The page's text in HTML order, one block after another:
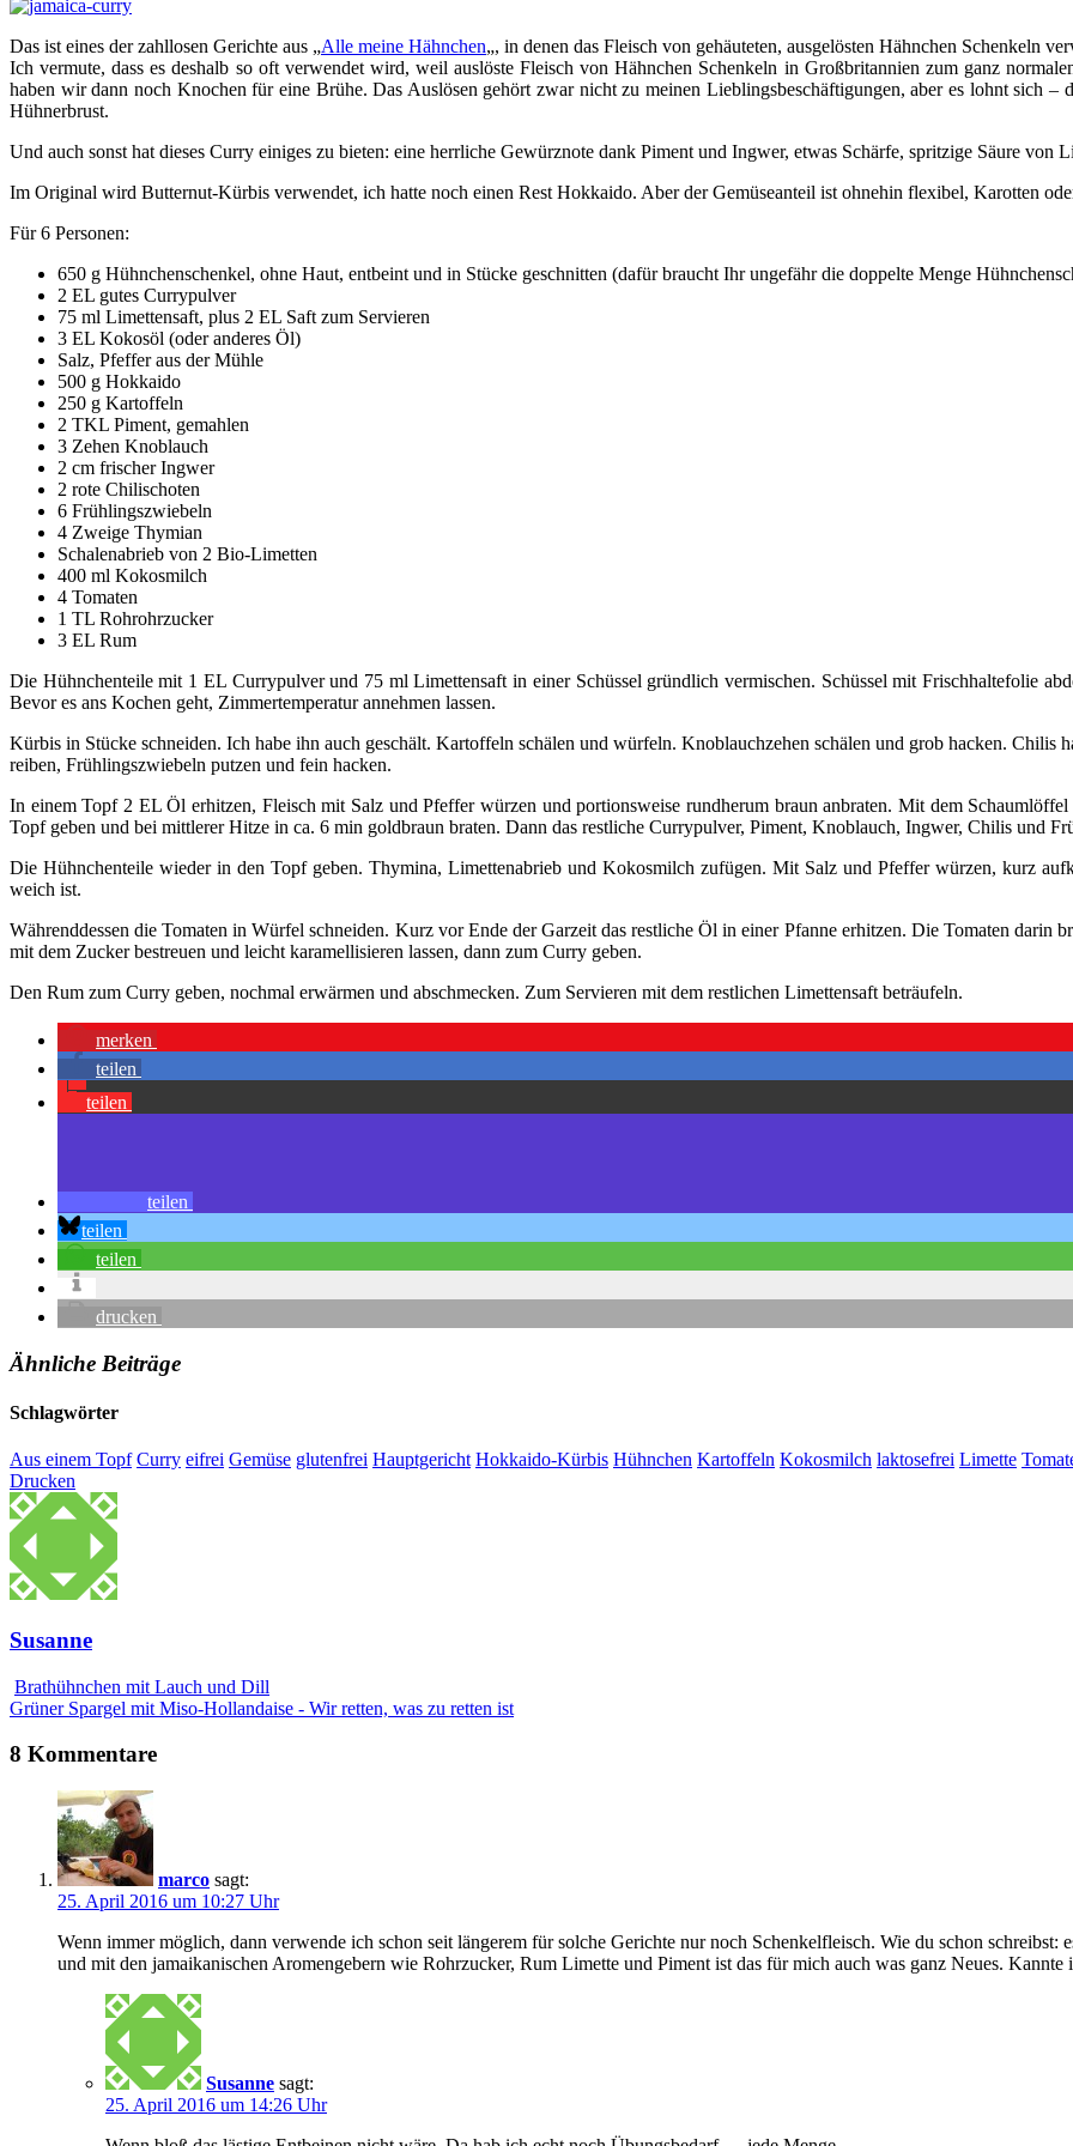
Das ist eines der zahllosen Gerichte aus „Alle meine Hähnchen„, in denen das Fleisch von gehäuteten, ausgelösten Hähnchen Schenkeln
Ich vermute, dass es deshalb so oft verwendet wird, weil auslöste Fleisch von Hähnchen Schenkeln in Großbritannien zum ganz
haben wir dann noch Knochen für eine Brühe. Das Auslösen gehört zwar nicht zu meinen Lieblingsbeschäftigungen, aber es lohnt sich –
Hühnerbrust.
Und auch sonst hat dieses Curry einiges zu bieten: eine herrliche Gewürznote dank Piment und Ingwer, etwas Schärfe, spritzige Säure
Im Original wird Butternut-Kürbis verwendet, ich hatte noch einen Rest Hokkaido. Aber der Gemüseanteil ist ohnehin flexibel, Karotten
Für 6 Personen:
650 g Hühnchenschenkel, ohne Haut, entbeint und in Stücke geschnitten (dafür braucht Ihr ungefähr die doppelte Menge
2 EL gutes Currypulver
75 ml Limettensaft, plus 2 EL Saft zum Servieren
3 EL Kokosöl (oder anderes Öl)
Salz, Pfeffer aus der Mühle
500 g Hokkaido
250 g Kartoffeln
2 TKL Piment, gemahlen
3 Zehen Knoblauch
2 cm frischer Ingwer
2 rote Chilischoten
6 Frühlingszwiebeln
4 Zweige Thymian
Schalenabrieb von 2 Bio-Limetten
400 ml Kokosmilch
4 Tomaten
1 TL Rohrohrzucker
3 EL Rum
Die Hühnchenteile mit 1 EL Currypulver und 75 ml Limettensaft in einer Schüssel gründlich vermischen. Schüssel mit Frischhaltefolie
Bevor es ans Kochen geht, Zimmertemperatur annehmen lassen.
Kürbis in Stücke schneiden. Ich habe ihn auch geschält. Kartoffeln schälen und würfeln. Knoblauchzehen schälen und grob hacken. Chilis
reiben, Frühlingszwiebeln putzen und fein hacken.
In einem Topf 2 EL Öl erhitzen, Fleisch mit Salz und Pfeffer würzen und portionsweise rundherum braun anbraten. Mit dem
Topf geben und bei mittlerer Hitze in ca. 6 min goldbraun braten. Dann das restliche Currypulver, Piment, Knoblauch, Ingwer, Chilis und
Die Hühnchenteile wieder in den Topf geben. Thymina, Limettenabrieb und Kokosmilch zufügen. Mit Salz und Pfeffer würzen, kurz
weich ist.
Währenddessen die Tomaten in Würfel schneiden. Kurz vor Ende der Garzeit das restliche Öl in einer Pfanne erhitzen. Die Tomaten darin
mit dem Zucker bestreuen und leicht karamellisieren lassen, dann zum Curry geben.
Den Rum zum Curry geben, nochmal erwärmen und abschmecken. Zum Servieren mit dem restlichen Limettensaft beträufeln.
merken
teilen
teilen
teilen
teilen
teilen
drucken
Ähnliche Beiträge
Schlagwörter
Aus einem Topf Curry eifrei Gemüse glutenfrei Hauptgericht Hokkaido-Kürbis Hühnchen Kartoffeln Kokosmilch laktosefrei Limette
Drucken
Susanne
Brathühnchen mit Lauch und Dill
Grüner Spargel mit Miso-Hollandaise - Wir retten, was zu retten ist
8 Kommentare
marco sagt:
25. April 2016 um 10:27 Uhr
Wenn immer möglich, dann verwende ich schon seit längerem für solche Gerichte nur noch Schenkelfleisch. Wie du schon
und mit den jamaikanischen Aromengebern wie Rohrzucker, Rum Limette und Piment ist das für mich auch was ganz Neues. Kannte
Susanne sagt:
25. April 2016 um 14:26 Uhr